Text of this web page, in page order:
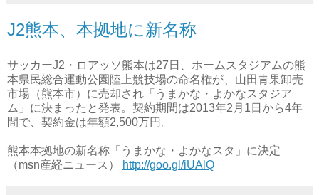
J2熊本、本拠地に新名称
サッカーJ2・ロアッソ熊本は27日、ホームスタジアムの熊
本県民総合運動公園陸上競技場の命名権が、山田青果卸売
市場（熊本市）に売却され「うまかな・よかなスタジア
ム」に決まったと発表。契約期間は2013年2月1日から4年
間で、契約金は年額2,500万円。
熊本本拠地の新名称「うまかな・よかなスタ」に決定
（msn産経ニュース）
http://goo.gl/iUAlQ